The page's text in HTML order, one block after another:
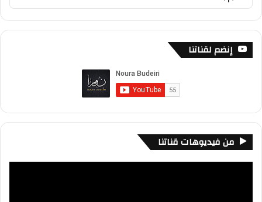
Podcast
Information
إنضم لقناتنا
من فيديوهات قناتنا